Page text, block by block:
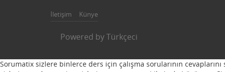
İletişim Künye
Powered byTürkçeci
Sorumatix sizlere binlerce ders için çalışma sorularının